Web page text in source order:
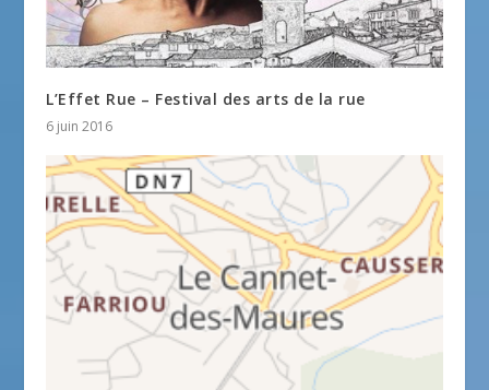
L’Effet Rue – Festival des arts de la rue
6 juin 2016